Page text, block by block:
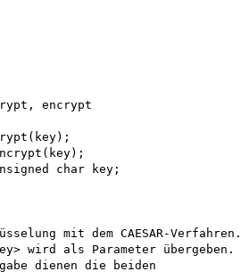
encrypt
char key;
mit dem CAESAR-Verfahren.
wird als Parameter übergeben.
dienen die beiden